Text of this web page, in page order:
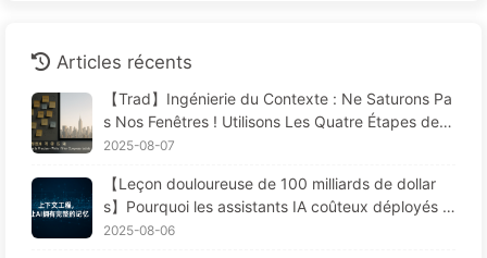
Articles récents
【Trad】Ingénierie du Contexte : Ne Saturons Pa
s Nos Fenêtres ! Utilisons Les Quatre Étapes de R
édaction, Filtrage, Compression et Isolation, Évito
à L'extérieur — Apprenons Lentement L'IA170
2025-08-07
【Leçon douloureuse de 100 milliards de dollar
s】Pourquoi les assistants IA coûteux déployés p
ar les entreprises "oublient" souvent aux moment
2025-08-06